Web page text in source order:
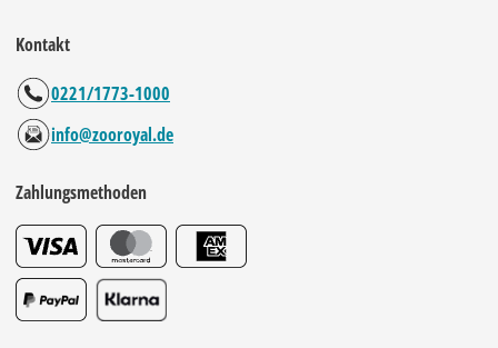
Kontakt
0221/1773-1000
info@zooroyal.de
Zahlungsmethoden